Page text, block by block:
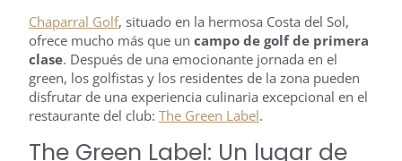
Chaparral Golf, situado en la hermosa Costa del Sol,
ofrece mucho más que un campo de golf de primera
clase. Después de una emocionante jornada en el
green, los golfistas y los residentes de la zona pueden
disfrutar de una experiencia culinaria excepcional en el
restaurante del club: The Green Label.
The Green Label: Un lugar de